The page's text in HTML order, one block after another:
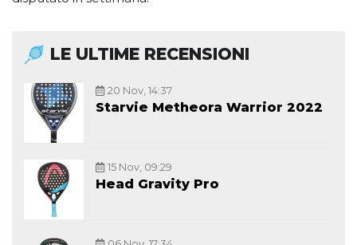
LE ULTIME RECENSIONI
20 Nov, 14:37
Starvie Metheora Warrior 2022
15 Nov, 09:29
Head Gravity Pro